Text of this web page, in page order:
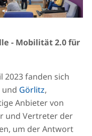
- Mobilität 2.0 für
2023 fanden sich
und Görlitz,
Anbieter von
und Vertreter der
um der Antwort